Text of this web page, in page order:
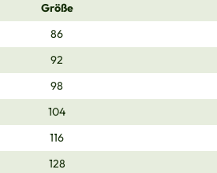
Größe
86
92
98
104
116
128